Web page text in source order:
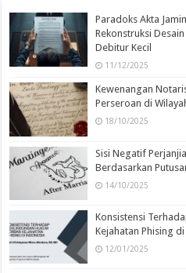
Paradoks Akta
Rekonstruksi
Debitur Kecil
11/12/2025
Kewenangan
Perseroan di
18/10/2025
Sisi Negatif
Berdasarkan
14/10/2025
Konsistensi
Kejahatan Phising
12/01/2025